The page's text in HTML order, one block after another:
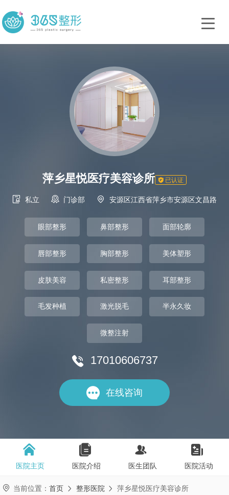
萍乡星悦医疗美容诊所  已认证
 私立  门诊部  安源区江西省萍乡市安源区文昌路
眼部整形 鼻部整形 面部轮廓
唇部整形 胸部整形 美体塑形
皮肤美容 私密整形 耳部整形
毛发种植 激光脱毛 半永久妆
微整注射
 17010606737
 在线咨询

医院主页

医院介绍

医生团队

医院活动
 当前位置：首页  整形医院  萍乡星悦医疗美容诊所